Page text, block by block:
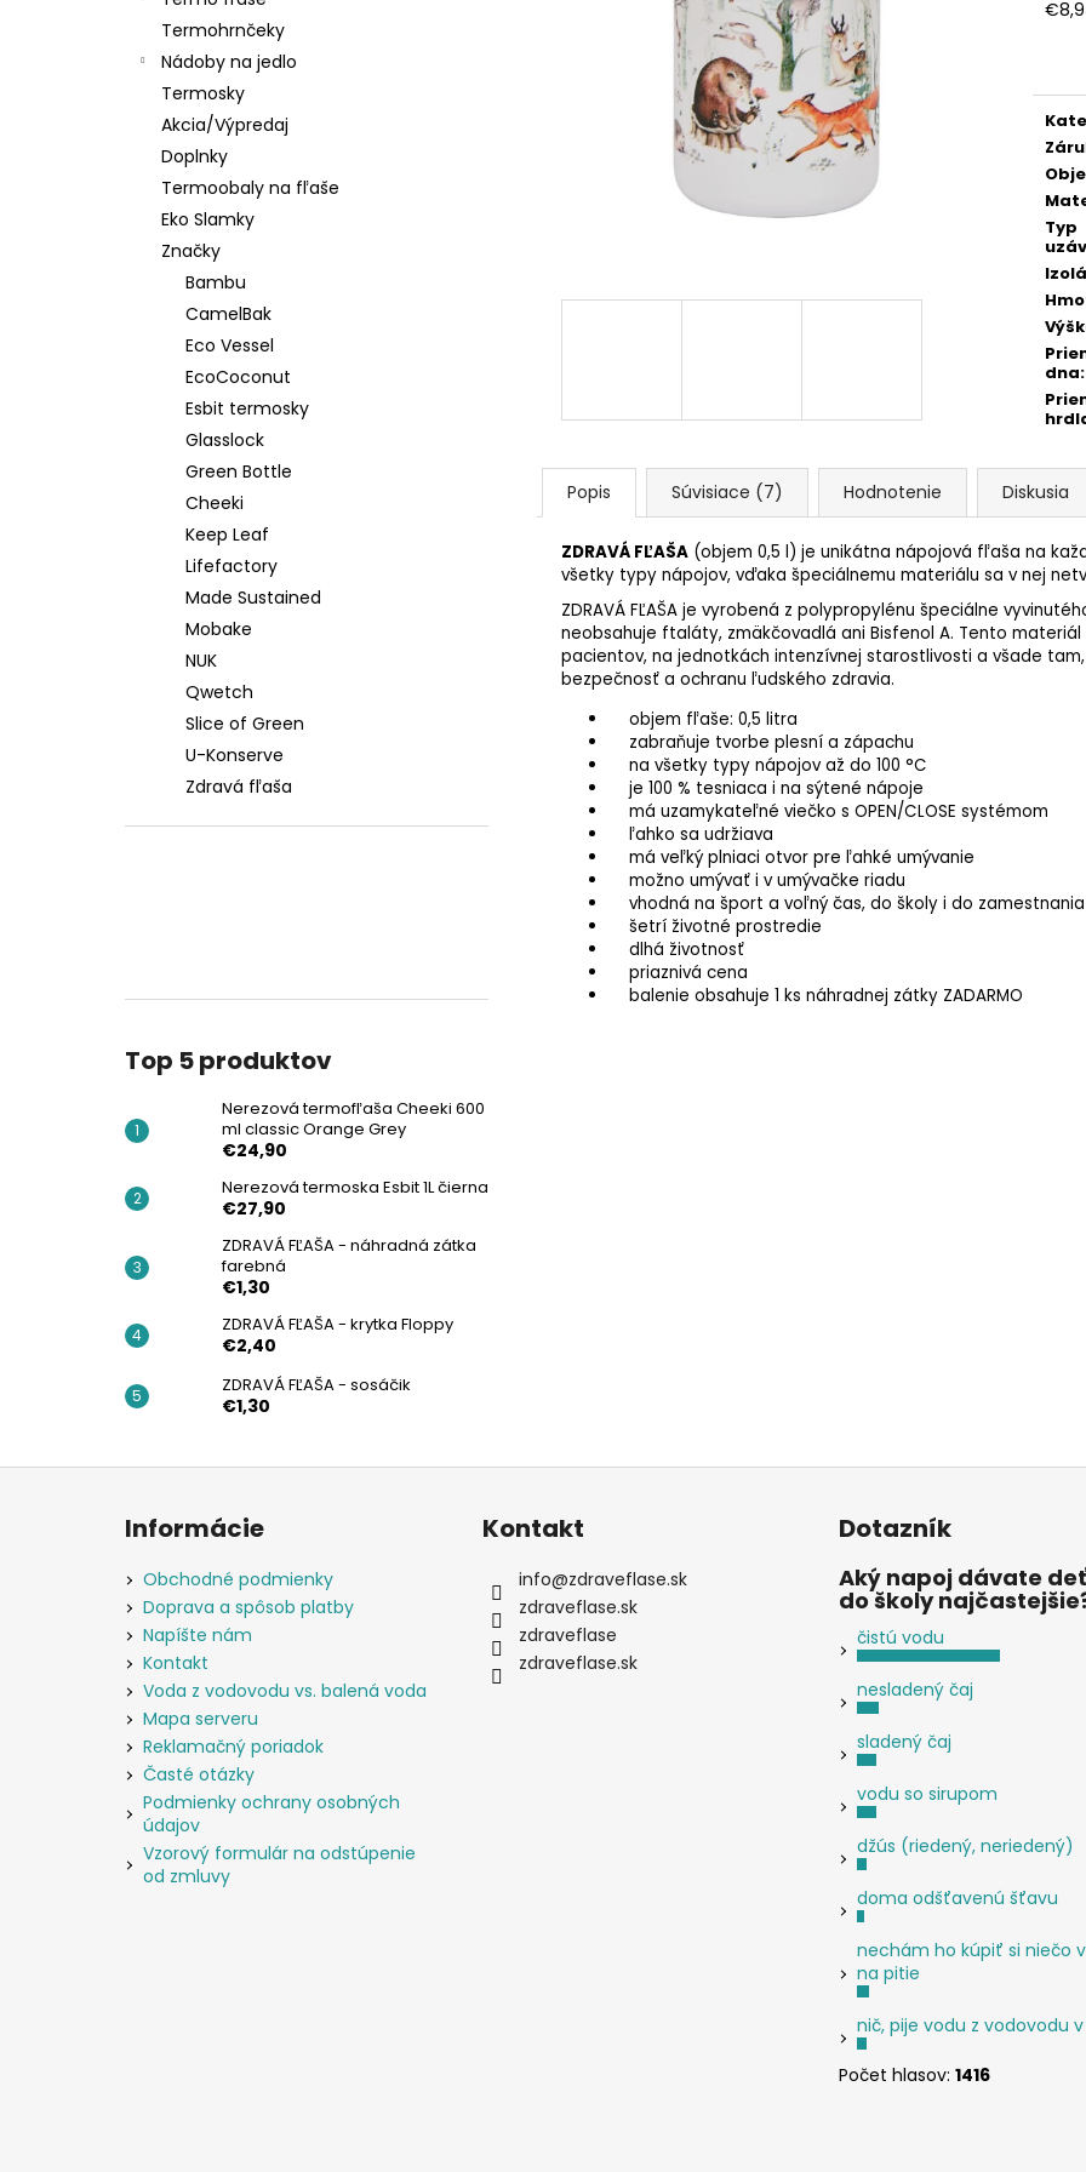
Termohrnčeky
Nádoby na jedlo
Termosky
Akcia/Výpredaj
Doplnky
Termoobaly na fľaše
Eko Slamky
Značky
Bambu
CamelBak
Eco Vessel
EcoCoconut
Esbit termosky
Glasslock
Green Bottle
Cheeki
Keep Leaf
Lifefactory
Made Sustained
Mobake
NUK
Qwetch
Slice of Green
U-Konserve
Zdravá fľaša
Top 5 produktov
Nerezová termofľaša Cheeki 600
ml classic Orange Grey
€24,90
Nerezová termoska Esbit 1L čierna
€27,90
ZDRAVÁ FĽAŠA - náhradná zátka
farebná
€1,30
ZDRAVÁ FĽAŠA - krytka Floppy
€2,40
ZDRAVÁ FĽAŠA - sosáčik
€1,30
Typ
dna:
Popis Súvisiace (7) Hodnotenie Diskusia
ZDRAVÁ FĽAŠA (objem 0,5 l) je unikátna nápojová fľaša na
všetky typy nápojov, vďaka špeciálnemu materiálu sa v nej
ZDRAVÁ FĽAŠA je vyrobená z polypropylénu špeciálne
neobsahuje ftaláty, zmäkčovadlá ani Bisfenol A. Tento
pacientov, na jednotkách intenzívnej starostlivosti a všade
bezpečnosť a ochranu ľudského zdravia.
objem fľaše: 0,5 litra
zabraňuje tvorbe plesní a zápachu
na všetky typy nápojov až do 100 °C
je 100 % tesniaca i na sýtené nápoje
má uzamykateľné viečko s OPEN/CLOSE systémom
ľahko sa udržiava
má veľký plniaci otvor pre ľahké umývanie
možno umývať i v umývačke riadu
vhodná na šport a voľný čas, do školy i do zamestnania
šetrí životné prostredie
dlhá životnosť
priaznivá cena
balenie obsahuje 1 ks náhradnej zátky ZADARMO
€24,90
€30,90
Informácie
Obchodné podmienky
Doprava a spôsob platby
Napíšte nám
Kontakt
Voda z vodovodu vs. balená voda
Mapa serveru
Reklamačný poriadok
Časté otázky
Podmienky ochrany osobných
údajov
Vzorový formulár na odstúpenie
od zmluvy
Kontakt
info@zdraveflase.sk
zdraveflase.sk
zdraveflase
zdraveflase.sk
Dotazník
Aký napoj dávate
do školy
čistú vodu
nesladený čaj
sladený čaj
vodu so sirupom
džús (riedený, neriedený)
doma odšťavenú šťavu
nechám ho kúpiť si niečo
na pitie
nič, pije vodu z vodovodu v
Počet hlasov: 1416